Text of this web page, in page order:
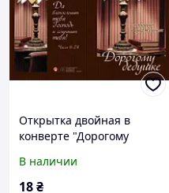
Открытка двойная в
конверте "Дорогому
уважением"
В наличии
18₴